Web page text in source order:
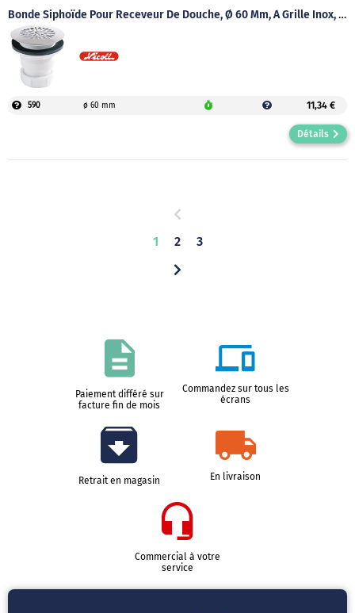
Bonde Siphoïde Pour Receveur De Douche, Ø 60 Mm, À Grille Inox, À Sortie Verticale, À Visser Ou À Coller
590 ø 60 mm 11,34 €
Détails
1 2 3
Paiement différé sur
facture fin de mois
Commandez sur tous les
écrans
Retrait en magasin En livraison
Commercial à votre
service